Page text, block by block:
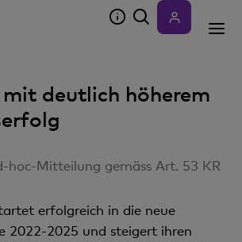
deutlich höherem
hoc-Mitteilung gemäss Art. 53 KR
erfolgreich in die neue
2022-2025 und steigert ihren